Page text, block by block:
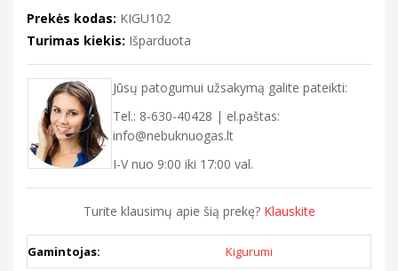
Prekės kodas: KIGU102
Turimas kiekis: Išparduota
Jūsų patogumui užsakymą galite pateikti:
Tel.: 8-630-40428 | el.paštas:
info@nebuknuogas.lt
I-V nuo 9:00 iki 17:00 val.
Turite klausimų apie šią prekę? Klauskite
Gamintojas: Kigurumi